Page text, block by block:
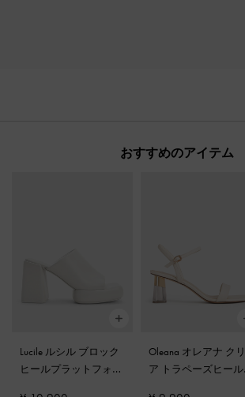
おすすめのアイテム
Lucile ルシル ブロック
ヒールプラットフォー
Oleana オレアナ クリ
ア トラペーズヒール